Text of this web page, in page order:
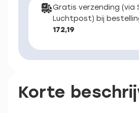
Gratis verzending (via
Luchtpost) bij
172,19
Korte